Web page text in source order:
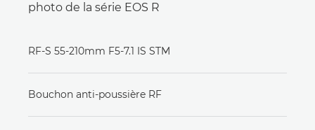
photo de la série EOS R
RF-S 55-210mm F5-7.1 IS STM
Bouchon anti-poussière RF